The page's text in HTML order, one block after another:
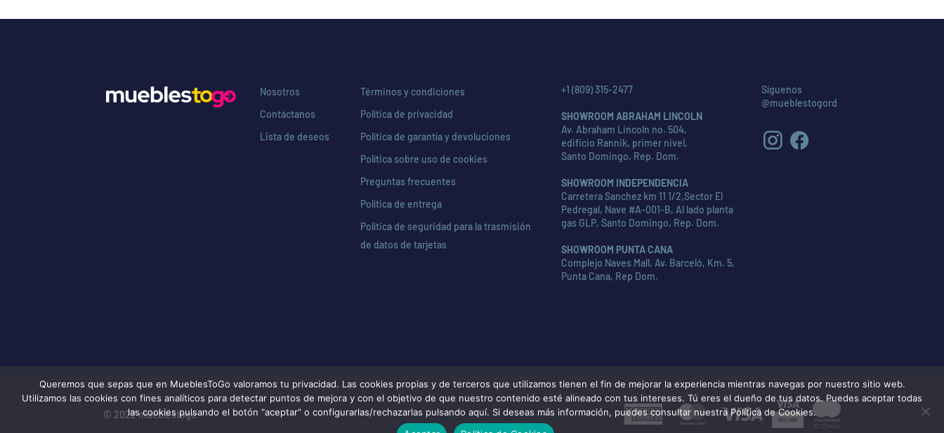
Nosotros
Contáctanos
Lista de deseos
Términos y condiciones
Política de privacidad
Política de garantía y devoluciones
Política sobre uso de cookies
Preguntas frecuentes
Política de entrega
Política de seguridad para la trasmisión
de datos de tarjetas
+1 (809) 315-2477
SHOWROOM ABRAHAM LINCOLN
Av. Abraham Lincoln no. 504,
edificio Rannik, primer nivel,
Santo Domingo, Rep. Dom.
SHOWROOM INDEPENDENCIA
Carretera Sanchez km 11 1/2,Sector El
Pedregal, Nave #A-001-B, Al lado planta
gas GLP, Santo Domingo, Rep. Dom.
SHOWROOM PUNTA CANA
Complejo Naves Mall, Av. Barceló, Km. 5,
Punta Cana, Rep Dom.
Síguenos
@mueblestogord
American
Express
MasterCard Visa
© 2022 mueblestogo
Queremos que sepas que en MueblesToGo valoramos tu privacidad. Las cookies propias y de terceros que utilizamos tienen el fin de mejorar la experiencia mientras navegas por nuestro sitio web.
Utilizamos las cookies con fines analíticos para detectar puntos de mejora y con el objetivo de que nuestro contenido esté alineado con tus intereses. Tú eres el dueño de tus datos. Puedes aceptar todas
las cookies pulsando el botón “aceptar” o configurarlas/rechazarlas pulsando aquí. Si deseas más información, puedes consultar nuestra Política de Cookies.